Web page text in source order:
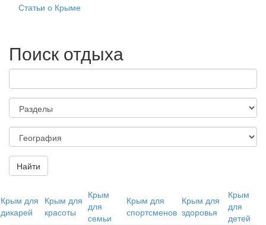
Статьи о Крыме
Поиск отдыха
Найти
Крым для
дикарей
Крым для
красоты
Крым
для
семьи
Крым для
спортсменов
Крым для
здоровья
Крым
для
детей